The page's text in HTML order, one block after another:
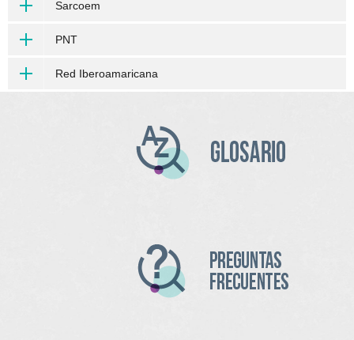
Sarcoem
PNT
Red Iberoamaricana